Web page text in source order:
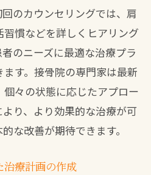
のカウンセリングでは、肩
慣などを詳しくヒアリング
のニーズに最適な治療プラ
す。接骨院の専門家は最新
々の状態に応じたアプロー
り、より効果的な治療が可
な改善が期待できます。
治療計画の作成